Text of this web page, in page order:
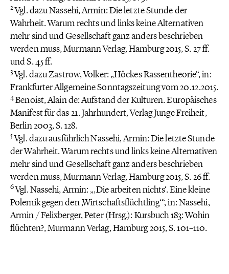
2Vgl. dazu Nassehi, Armin: Die letzte Stunde der
Wahrheit. Warum rechts und links keine Alternativen
mehr sind und Gesellschaft ganz anders beschrieben
werden muss, Murmann Verlag, Hamburg 2015, S. 27 ff.
und S. 45 ff.
3Vgl. dazu Zastrow, Volker: „Höckes Rassentheorie“, in:
Frankfurter Allgemeine Sonntagszeitung vom 20.12.2015.
4Benoist, Alain de: Aufstand der Kulturen. Europäisches
Manifest für das 21. Jahrhundert, Verlag Junge Freiheit,
Berlin 2003, S. 128.
5Vgl. dazu ausführlich Nassehi, Armin: Die letzte Stunde
der Wahrheit. Warum rechts und links keine Alternativen
mehr sind und Gesellschaft ganz anders beschrieben
werden muss, Murmann Verlag, Hamburg 2015, S. 26 ff.
6Vgl. Nassehi, Armin: „,Die arbeiten nichts‘. Eine kleine
Polemik gegen den ,Wirtschaftsflüchtling‘“, in: Nassehi,
Armin / Felixberger, Peter (Hrsg.): Kursbuch 183: Wohin
flüchten?, Murmann Verlag, Hamburg 2015, S. 101–110.